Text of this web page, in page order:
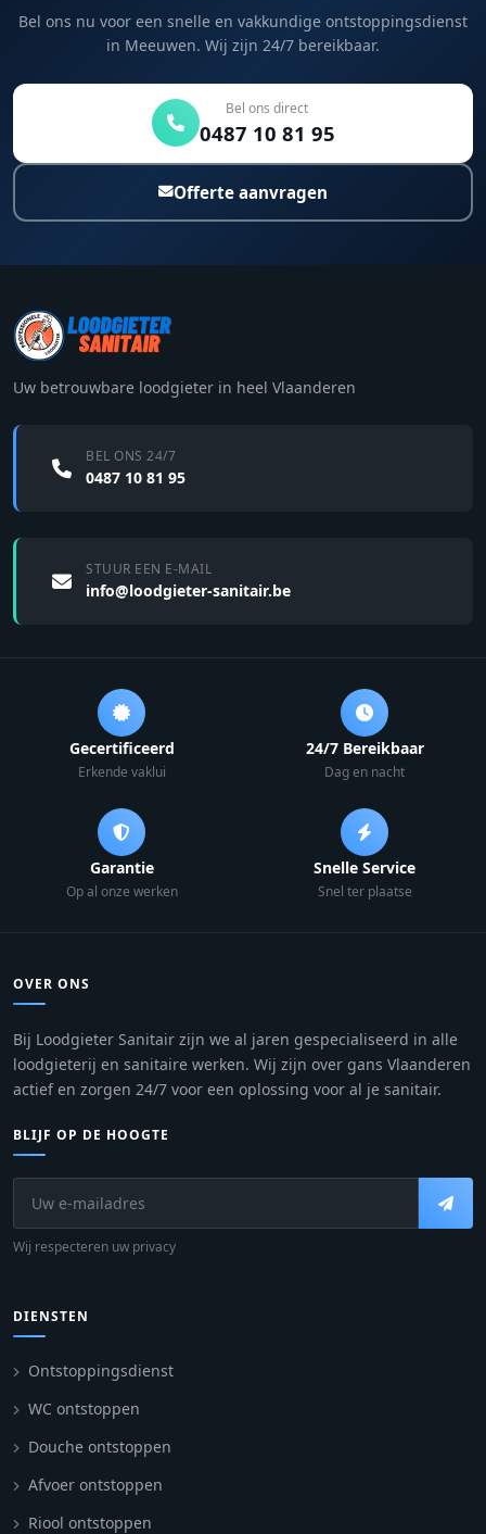
Bel ons nu voor een snelle en vakkundige ontstoppingsdienst
in Meeuwen. Wij zijn 24/7 bereikbaar.
Bel ons direct
0487 10 81 95
Offerte aanvragen
Uw betrouwbare loodgieter in heel Vlaanderen
BEL ONS 24/7
0487 10 81 95
STUUR EEN E-MAIL
info@loodgieter-sanitair.be
Gecertificeerd
Erkende vaklui
24/7 Bereikbaar
Dag en nacht
Garantie
Op al onze werken
Snelle Service
Snel ter plaatse
OVER ONS
Bij Loodgieter Sanitair zijn we al jaren gespecialiseerd in alle
loodgieterij en sanitaire werken. Wij zijn over gans Vlaanderen
actief en zorgen 24/7 voor een oplossing voor al je sanitair.
BLIJF OP DE HOOGTE
Wij respecteren uw privacy
DIENSTEN
Ontstoppingsdienst
WC ontstoppen
Douche ontstoppen
Afvoer ontstoppen
Riool ontstoppen